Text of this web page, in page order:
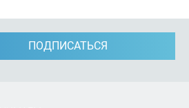
ПОДПИСАТЬСЯ